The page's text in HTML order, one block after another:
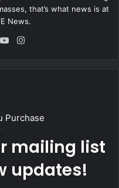
आती हैthat’s what news is at
News.
X YouTube
Purchase
mailing list
updates!